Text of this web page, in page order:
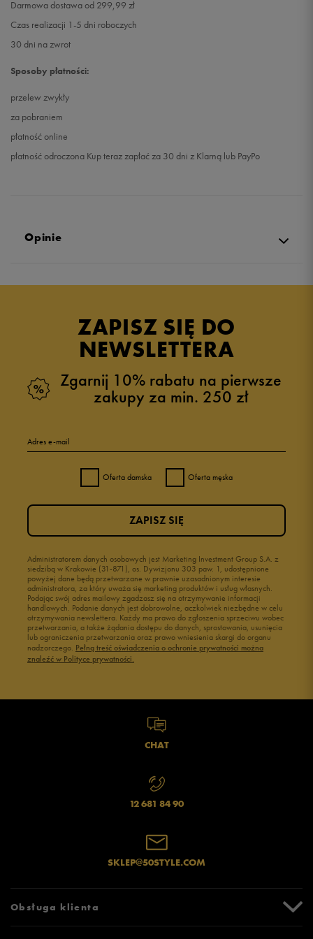
Darmowa dostawa od 299,99 zł
Czas realizacji 1-5 dni roboczych
30 dni na zwrot
Sposoby płatności:
przelew zwykły
za pobraniem
płatność online
płatność odroczona Kup teraz zapłać za 30 dni z Klarną lub PayPo
Opinie
ZAPISZ SIĘ DO
NEWSLETTERA
Zgarnij 10% rabatu na pierwsze
zakupy za min. 250 zł
Adres e-mail
Oferta damska Oferta męska
Administratorem danych osobowych jest Marketing Investment Group S.A. z
siedzibą w Krakowie (31-871), os. Dywizjonu 303 paw. 1, udostępnione
powyżej dane będą przetwarzane w prawnie uzasadnionym interesie
administratora, za który uważa się marketing produktów i usług własnych.
Podając swój adres mailowy zgadzasz się na otrzymywanie informacji
handlowych. Podanie danych jest dobrowolne, aczkolwiek niezbędne w celu
otrzymywania newslettera. Każdy ma prawo do zgłoszenia sprzeciwu wobec
przetwarzania, a także żądania dostępu do danych, sprostowania, usunięcia
lub ograniczenia przetwarzania oraz prawo wniesienia skargi do organu
nadzorczego. Pełną treść oświadczenia o ochronie prywatności można
znaleźć w Polityce prywatności.
ZAPISZ SIĘ
CHAT
12 681 84 90
SKLEP@50STYLE.COM
Obsługa klienta